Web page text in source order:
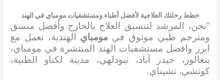
خطط رحلتك العلاجية لأفضل أطباء ومستشفيات مومباي في الهند
“نحن، المرشد لتنسيق العلاج بالخارج وأفضل منسق
ومترجم طبي موثوق في مومباي الهندية، نعمل مع
ابرز وافضل مستشفيات الهند المنتشرة في مومباي،
بنغالور، حيدر آباد، نيودلهي، مدينة لكناو الطبية،
كوتشي، تشيناي.